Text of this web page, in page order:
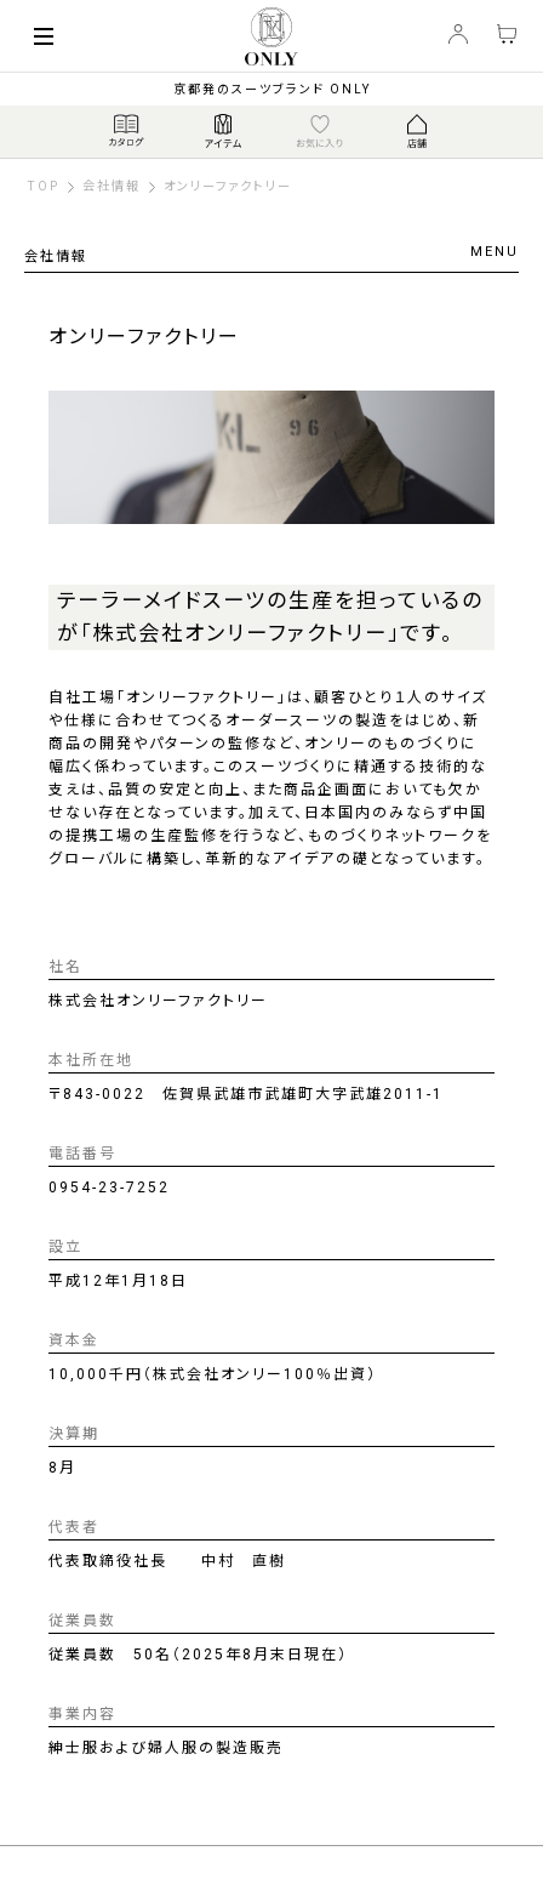
京都発のスーツブランド ONLY
TOP 会社情報 オンリーファクトリー
会社情報
オンリーファクトリー
テーラーメイドスーツの生産を担っているの
が「株式会社オンリーファクトリー」です。
自社工場「オンリーファクトリー」は、顧客ひとり１人のサイズ
や仕様に合わせてつくるオーダースーツの製造をはじめ、新
商品の開発やパターンの監修など、オンリーのものづくりに
幅広く係わっています。このスーツづくりに精通する技術的な
支えは、品質の安定と向上、また商品企画面においても欠か
せない存在となっています。加えて、日本国内のみならず中国
の提携工場の生産監修を行うなど、ものづくりネットワークを
グローバルに構築し、革新的なアイデアの礎となっています。
社名
株式会社オンリーファクトリー
本社所在地
〒843-0022 佐賀県武雄市武雄町大字武雄2011-1
電話番号
0954-23-7252
設立
平成12年1月18日
資本金
10,000千円（株式会社オンリー100％出資）
決算期
8月
代表者
代表取締役社長 中村 直樹
従業員数
従業員数 50名（2025年8月末日現在）
事業内容
紳士服および婦人服の製造販売